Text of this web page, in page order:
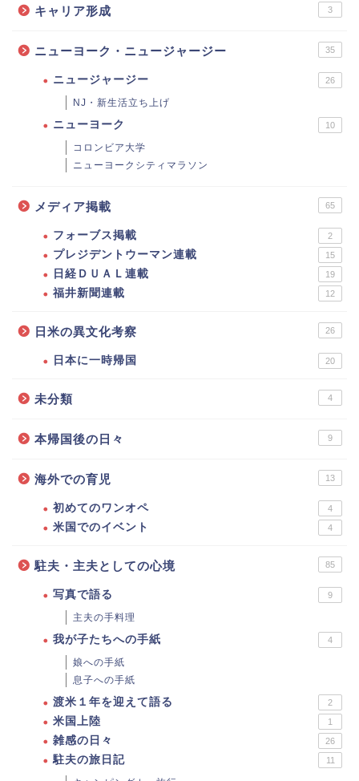
キャリア形成 3
ニューヨーク・ニュージャージー 35
ニュージャージー 26
NJ・新生活立ち上げ
ニューヨーク 10
コロンビア大学
ニューヨークシティマラソン
メディア掲載 65
フォーブス掲載 2
プレジデントウーマン連載 15
日経ＤＵＡＬ連載 19
福井新聞連載 12
日米の異文化考察 26
日本に一時帰国 20
未分類 4
本帰国後の日々 9
海外での育児 13
初めてのワンオペ 4
米国でのイベント 4
駐夫・主夫としての心境 85
写真で語る 9
主夫の手料理
我が子たちへの手紙 4
娘への手紙
息子への手紙
渡米１年を迎えて語る 2
米国上陸 1
雑感の日々 26
駐夫の旅日記 11